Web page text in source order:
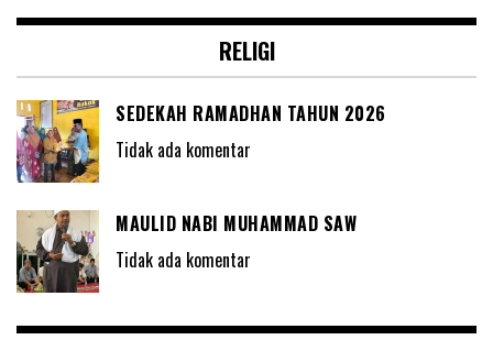
RELIGI
SEDEKAH RAMADHAN TAHUN 2026
Tidak ada komentar
MAULID NABI MUHAMMAD SAW
Tidak ada komentar